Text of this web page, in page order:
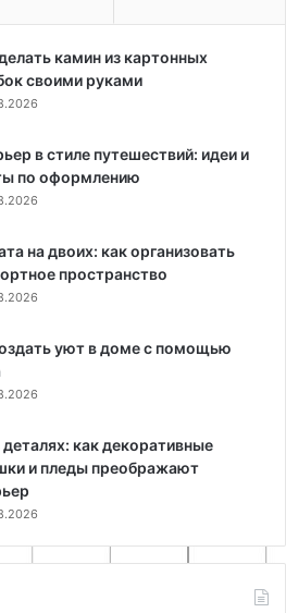
камин из картонных
своими руками
в стиле путешествий: идеи и
по оформлению
на двоих: как организовать
пространство
уют в доме с помощью
как декоративные
и пледы преображают